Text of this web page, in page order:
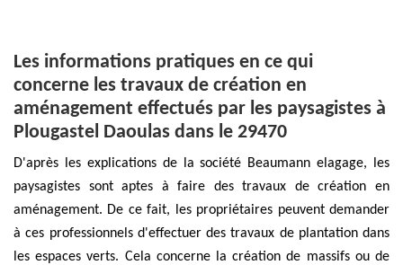
Les informations pratiques en ce qui
concerne les travaux de création en
aménagement effectués par les paysagistes à
Plougastel Daoulas dans le 29470
D'après les explications de la société Beaumann elagage, les
paysagistes sont aptes à faire des travaux de création en
aménagement. De ce fait, les propriétaires peuvent demander
à ces professionnels d'effectuer des travaux de plantation dans
les espaces verts. Cela concerne la création de massifs ou de